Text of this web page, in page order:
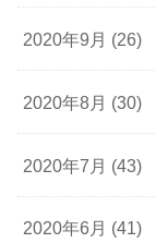
2020年9月 (26)
2020年8月 (30)
2020年7月 (43)
2020年6月 (41)